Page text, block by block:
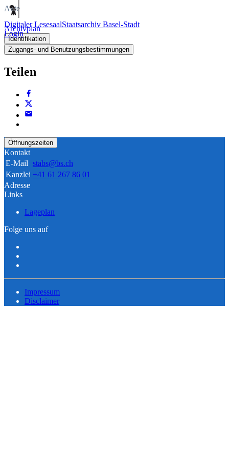
Digitaler LesesaalStaatsarchiv Basel-Stadt
Login
Akte
Archivplan
Identifikation
Zugangs- und Benutzungsbestimmungen
Teilen
Öffnungszeiten
Kontakt
E-Mail stabs@bs.ch
Kanzlei +41 61 267 86 01
Adresse
Links
Lageplan
Folge uns auf
Impressum
Disclaimer